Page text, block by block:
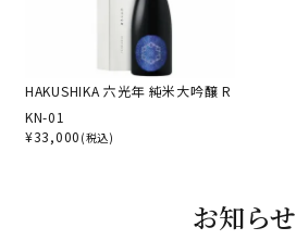
HAKUSHIKA 六光年 純米大吟醸 R
KN-01
¥33,000 (税込)
お知らせ